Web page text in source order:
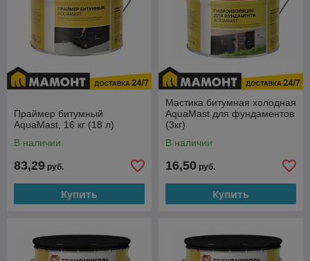
Праймер битумный
AquaMast, 16 кг (18 л)
В наличии
83,29 руб.
Купить
Мастика битумная холодная
AquaMast для фундаментов
(3кг)
В наличии
16,50 руб.
Купить